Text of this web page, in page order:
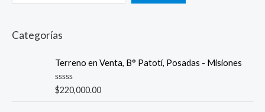
Categorías
Terreno en Venta, B° Patotí, Posadas - Misiones
R
a
$220,000.00